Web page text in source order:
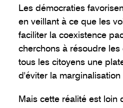
Les démocraties
en veillant à ce que les
faciliter la coexistence
cherchons à résoudre
tous les citoyens une
d'éviter la marginalisation
Mais cette réalité est loin